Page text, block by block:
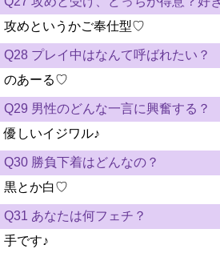
攻めというかご奉仕型♡
Q28 プレイ中はなんて呼ばれたい？
のあーる♡
Q29 男性のどんな一言に興奮する？
優しいイジワル♪
Q30 勝負下着はどんなの？
黒とか白♡
Q31 あなたは何フェチ？
手です♪